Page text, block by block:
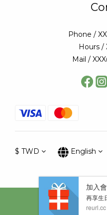
Phone /
Hours /
Mail /
$ TWD English
Copyright © 太陽星